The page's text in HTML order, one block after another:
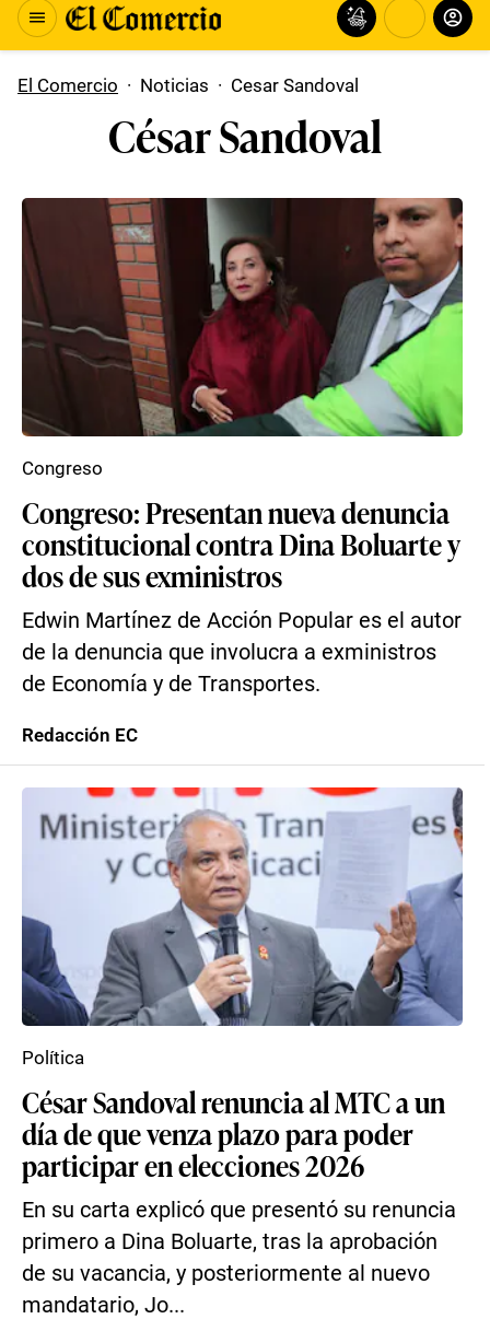
El Comercio · Noticias · Cesar Sandoval
César Sandoval
Congreso: Presentan nueva denuncia
constitucional contra Dina Boluarte y
dos de sus exministros
Edwin Martínez de Acción Popular es el autor
de la denuncia que involucra a exministros
de Economía y de Transportes.
Congreso
Redacción EC
César Sandoval renuncia al MTC a un
día de que venza plazo para poder
participar en elecciones 2026
En su carta explicó que presentó su renuncia
primero a Dina Boluarte, tras la aprobación
de su vacancia, y posteriormente al nuevo
mandatario, Jo...
Política